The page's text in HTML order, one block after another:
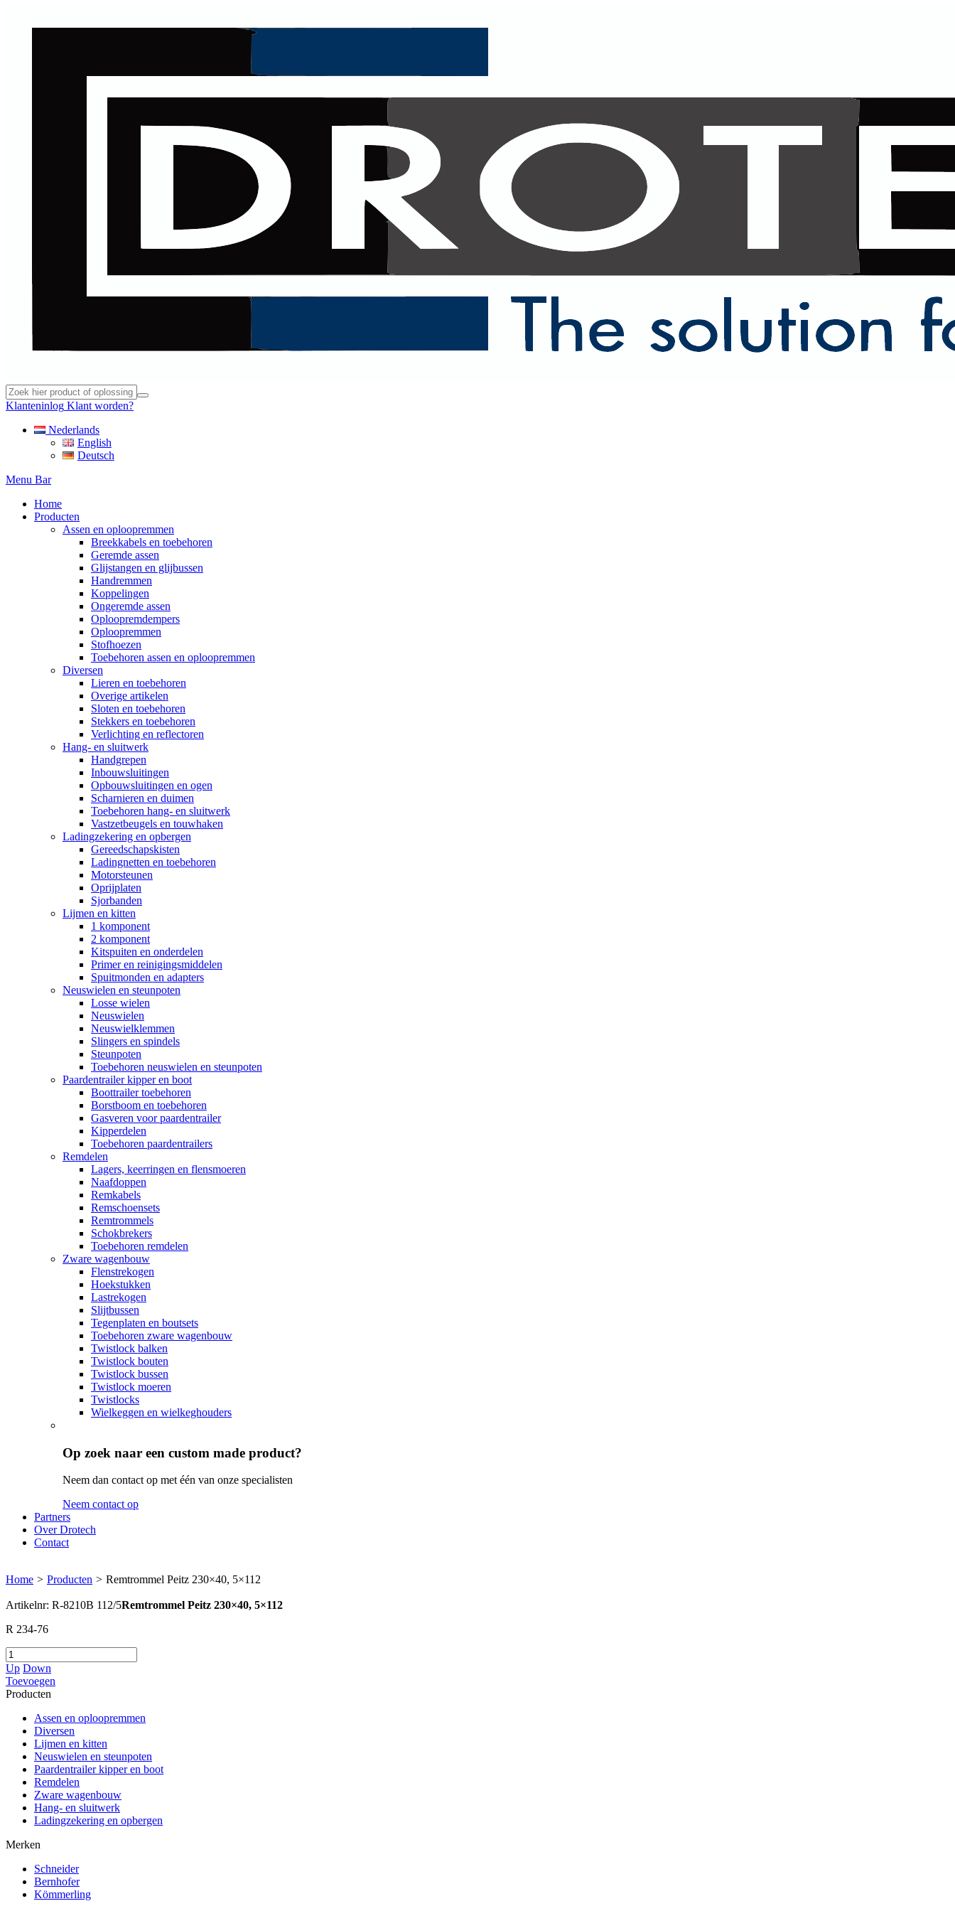
Klanteninlog Klant worden?
Nederlands
English
Deutsch
Menu Bar
Home
Producten
Assen en oploopremmen
Breekkabels en toebehoren
Geremde assen
Glijstangen en glijbussen
Handremmen
Koppelingen
Ongeremde assen
Oploopremdempers
Oploopremmen
Stofhoezen
Toebehoren assen en oploopremmen
Diversen
Lieren en toebehoren
Overige artikelen
Sloten en toebehoren
Stekkers en toebehoren
Verlichting en reflectoren
Hang- en sluitwerk
Handgrepen
Inbouwsluitingen
Opbouwsluitingen en ogen
Scharnieren en duimen
Toebehoren hang- en sluitwerk
Vastzetbeugels en touwhaken
Ladingzekering en opbergen
Gereedschapskisten
Ladingnetten en toebehoren
Motorsteunen
Oprijplaten
Sjorbanden
Lijmen en kitten
1 komponent
2 komponent
Kitspuiten en onderdelen
Primer en reinigingsmiddelen
Spuitmonden en adapters
Neuswielen en steunpoten
Losse wielen
Neuswielen
Neuswielklemmen
Slingers en spindels
Steunpoten
Toebehoren neuswielen en steunpoten
Paardentrailer kipper en boot
Boottrailer toebehoren
Borstboom en toebehoren
Gasveren voor paardentrailer
Kipperdelen
Toebehoren paardentrailers
Remdelen
Lagers, keerringen en flensmoeren
Naafdoppen
Remkabels
Remschoensets
Remtrommels
Schokbrekers
Toebehoren remdelen
Zware wagenbouw
Flenstrekogen
Hoekstukken
Lastrekogen
Slijtbussen
Tegenplaten en boutsets
Toebehoren zware wagenbouw
Twistlock balken
Twistlock bouten
Twistlock bussen
Twistlock moeren
Twistlocks
Wielkeggen en wielkeghouders
Op zoek naar een custom made product?
Neem dan contact op met één van onze specialisten
Neem contact op
Partners
Over Drotech
Contact
Home > Producten > Remtrommel Peitz 230×40, 5×112
Artikelnr: R-8210B 112/5Remtrommel Peitz 230×40, 5×112
R 234-76
Up Down
Toevoegen
Producten
Assen en oploopremmen
Diversen
Lijmen en kitten
Neuswielen en steunpoten
Paardentrailer kipper en boot
Remdelen
Zware wagenbouw
Hang- en sluitwerk
Ladingzekering en opbergen
Merken
Schneider
Bernhofer
Kömmerling